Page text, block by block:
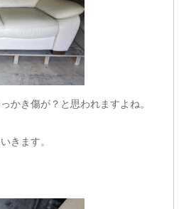
かき傷が？と思われますよね。
きます。